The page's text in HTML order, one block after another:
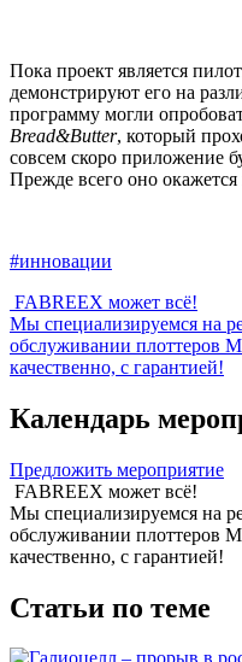
Пока проект является
демонстрируют его на
программу могли
Bread&Butter, который
совсем скоро приложение
Прежде всего оно
#инновации
FABREEX может всё!
Мы специализируемся на
обслуживании плоттеров
качественно, с гарантией!
Календарь
Предложить мероприятие
FABREEX может всё!
Мы специализируемся на
обслуживании плоттеров
качественно, с гарантией!
Статьи по теме